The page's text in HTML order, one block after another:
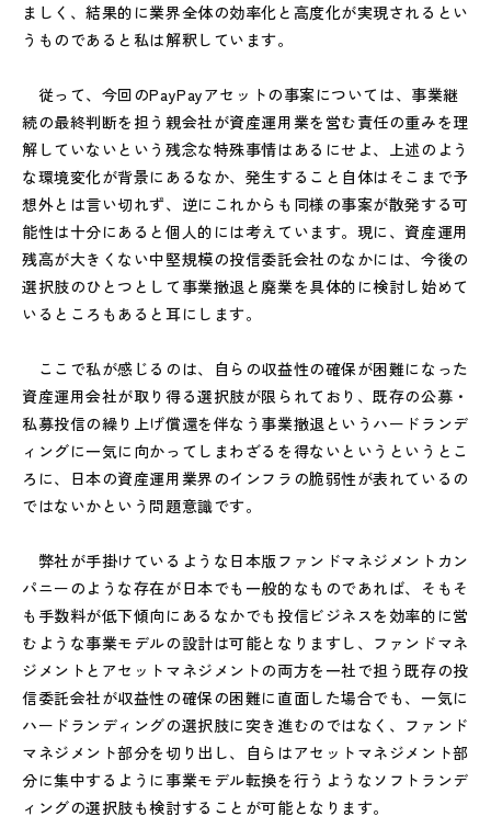
ましく、結果的に業界全体の効率化と高度化が実現されるとい
うものであると私は解釈しています。
従って、今回のPayPayアセットの事案については、事業継
続の最終判断を担う親会社が資産運用業を営む責任の重みを理
解していないという残念な特殊事情はあるにせよ、上述のよう
な環境変化が背景にあるなか、発生すること自体はそこまで予
想外とは言い切れず、逆にこれからも同様の事案が散発する可
能性は十分にあると個人的には考えています。現に、資産運用
残高が大きくない中堅規模の投信委託会社のなかには、今後の
選択肢のひとつとして事業撤退と廃業を具体的に検討し始めて
いるところもあると耳にします。
ここで私が感じるのは、自らの収益性の確保が困難になった
資産運用会社が取り得る選択肢が限られており、既存の公募・
私募投信の繰り上げ償還を伴なう事業撤退というハードランデ
ィングに一気に向かってしまわざるを得ないというというとこ
ろに、日本の資産運用業界のインフラの脆弱性が表れているの
ではないかという問題意識です。
弊社が手掛けているような日本版ファンドマネジメントカン
パニーのような存在が日本でも一般的なものであれば、そもそ
も手数料が低下傾向にあるなかでも投信ビジネスを効率的に営
むような事業モデルの設計は可能となりますし、ファンドマネ
ジメントとアセットマネジメントの両方を一社で担う既存の投
信委託会社が収益性の確保の困難に直面した場合でも、一気に
ハードランディングの選択肢に突き進むのではなく、ファンド
マネジメント部分を切り出し、自らはアセットマネジメント部
分に集中するように事業モデル転換を行うようなソフトランデ
ィングの選択肢も検討することが可能となります。